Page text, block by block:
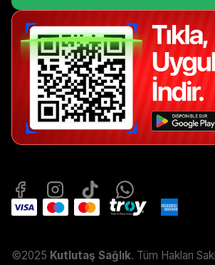
©2025 Kutlutaş Sağlık. Tüm Hakları